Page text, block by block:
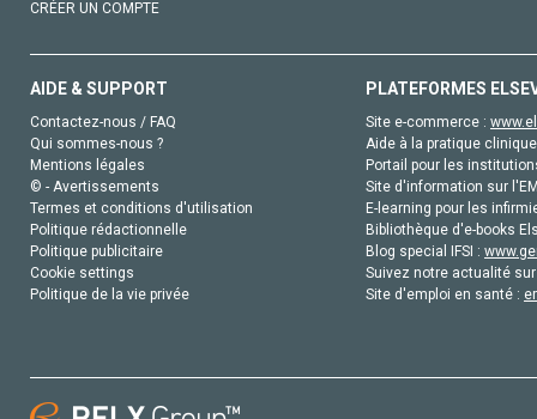
CRÉER UN COMPTE
AIDE & SUPPORT
Contactez-nous / FAQ
Qui sommes-nous ?
Mentions légales
© - Avertissements
Termes et conditions d'utilisation
Politique rédactionnelle
Politique publicitaire
Cookie settings
Politique de la vie privée
PLATEFORMES
Site e-commerce :
Aide à la pratique
Portail pour les
Site d'information sur
E-learning pour les
Bibliothèque d'e-books
Blog special IFSI :
Suivez notre actualité
Site d'emploi en santé :